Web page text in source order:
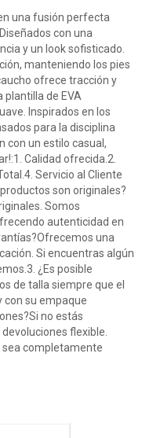
una fusión perfecta
con una
y un look sofisticado.
manteniendo los pies
ofrece tracción y
plantilla de EVA
Inspirados en los
para la disciplina
con un estilo casual,
Calidad ofrecida.2.
Servicio al Cliente
son originales?
Somos
autenticidad en
una
Si encuentras algún
¿Es posible
de talla siempre que el
con su empaque
no estás
flexible.
sea completamente